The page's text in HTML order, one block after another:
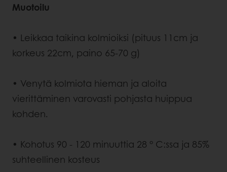
Muotoilu
• Leikkaa taikina kolmioiksi (pituus 11cm ja
korkeus 22cm, paino 65-70 g)
• Venytä kolmiota hieman ja aloita
vierittäminen varovasti pohjasta huippua
kohden.
• Kohotus 90 - 120 minuuttia 28 ° C:ssa ja 85%
suhteellinen kosteus